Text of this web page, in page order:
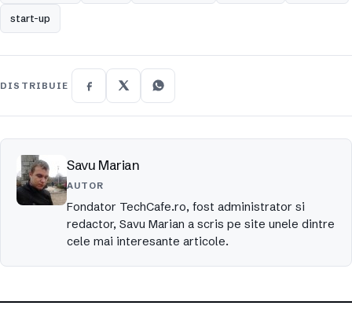
start-up
DISTRIBUIE
Savu Marian
AUTOR
Fondator TechCafe.ro, fost administrator si
redactor, Savu Marian a scris pe site unele dintre
cele mai interesante articole.